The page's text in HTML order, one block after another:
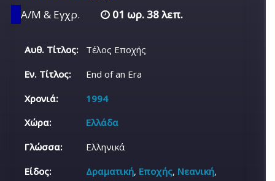
Α/Μ & Εγχρ. 01 ωρ. 38 λεπ.
Αυθ. Τίτλος:
Τέλος Εποχής
Εν. Τίτλος:
End of an Era
Χρονιά:
1994
Χώρα:
Ελλάδα
Γλώσσα:
Ελληνικά
Είδος:
Δραματική, Εποχής, Νεανική,